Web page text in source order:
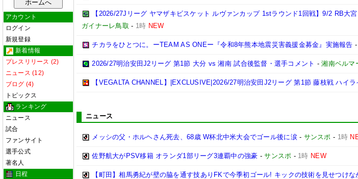
アカウント
ログイン
新規登録
新着情報
プレスリリース (2)
ニュース (12)
ブログ (4)
トピックス
ランキング
ニュース
試合
ファンサイト
選手公式
著名人
日程
【2026/27Jリーグ ヤマザキビスケット ルヴァンカップ 1stラウンド1回戦】9/2 RB大
ガイナーレ鳥取 - 1時 NEW
チカラをひとつに。ーTEAM AS ONEー『令和8年熊本地震災害義援金募金』実施報告 -
2026/27明治安田J2リーグ 第1節 大分 vs 湘南 試合後監督・選手コメント -湘南ベルマ
【VEGALTA CHANNEL】|EXCLUSIVE|2026/27明治安田J2リーグ 第1節 藤枝戦 ハイラ
ニュース
メッシの父・ホルヘさん死去、68歳 W杯北中米大会でゴール後に涙 - サンスポ - 1時
佐野航大がPSV移籍 オランダ1部リーグ3連覇中の強豪 -サンスポ - 1時 NEW
【町田】相馬勇紀が壁の脇を通す技ありFKで今季初ゴール! キックの技術を見せつけ